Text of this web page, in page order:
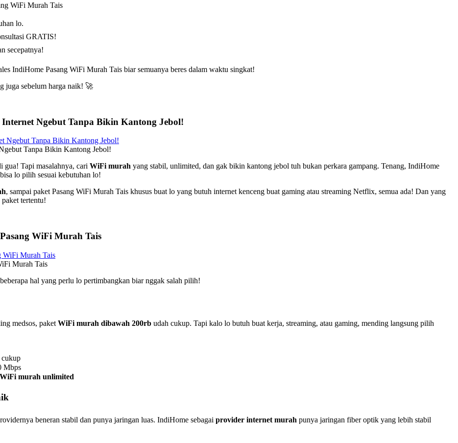
WiFi Murah Tais
lo.
GRATIS!
secepatnya!
IndiHome Pasang WiFi Murah Tais biar semuanya beres dalam waktu singkat!
juga sebelum harga naik! 🚀
Ngebut Tanpa Bikin Kantong Jebol!
Tanpa Bikin Kantong Jebol!
gua! Tapi masalahnya, cari WiFi murah yang stabil, unlimited, dan gak bikin kantong jebol tuh bukan perkara gampang. Tenang, IndiHome
lo pilih sesuai kebutuhan lo!
, sampai paket Pasang WiFi Murah Tais khusus buat lo yang butuh internet kenceng buat gaming atau streaming Netflix, semua ada! Dan yang
tertentu!
WiFi Murah Tais
Murah Tais
hal yang perlu lo pertimbangkan biar nggak salah pilih!
medsos, paket WiFi murah dibawah 200rb udah cukup. Tapi kalo lo butuh buat kerja, streaming, atau gaming, mending langsung pilih
cukup
Mbps
WiFi murah unlimited
beneran stabil dan punya jaringan luas. IndiHome sebagai provider internet murah punya jaringan fiber optik yang lebih stabil